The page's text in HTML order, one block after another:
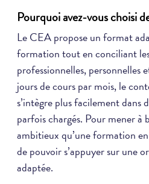
Pourquoi avez-vous choisi
Le CEA propose un format
formation tout en conciliant
professionnelles, personnelles
jours de cours par mois, le
s’intègre plus facilement dans
parfois chargés. Pour mener à
ambitieux qu’une formation
de pouvoir s’appuyer sur une
adaptée.